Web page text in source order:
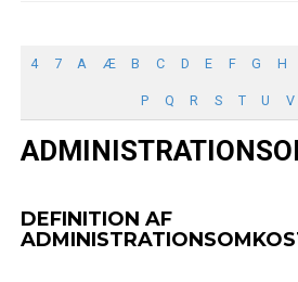
4 7 A Æ B C D E F G H
P Q R S T U V
DEFINITION AF